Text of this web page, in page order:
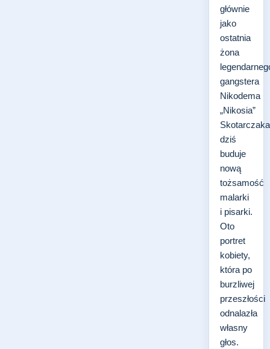
głównie
jako
ostatnia
żona
gangstera
Nikodema
„Nikosia”
dziś
buduje
nową
tożsamość
malarki
i pisarki.
Oto
portret
kobiety,
która po
burzliwej
przeszłości
odnalazła
własny
głos.